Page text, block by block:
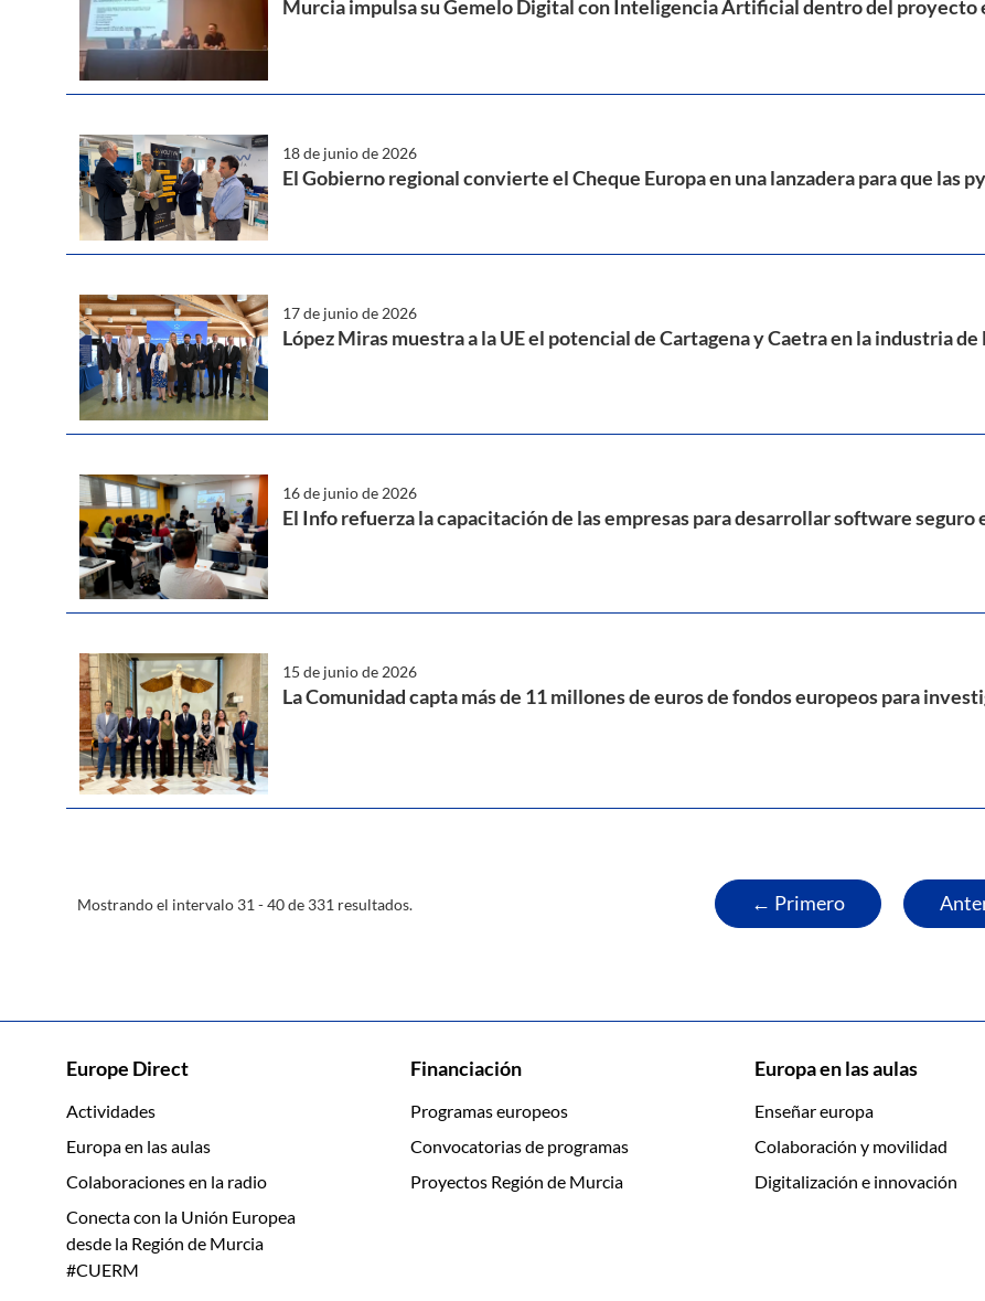
Murcia impulsa su Gemelo Digital con Inteligencia Artificial dentro del proyecto
18 de junio de 2026
El Gobierno regional convierte el Cheque Europa en una lanzadera para que las
17 de junio de 2026
López Miras muestra a la UE el potencial de Cartagena y Caetra en la industria de
16 de junio de 2026
El Info refuerza la capacitación de las empresas para desarrollar software
15 de junio de 2026
La Comunidad capta más de 11 millones de euros de fondos europeos para
Mostrando el intervalo 31 - 40 de 331 resultados. ← Primero
Europe Direct
Actividades
Europa en las aulas
Colaboraciones en la radio
Conecta con la Unión Europea
desde la Región de Murcia
#CUERM
Financiación
Programas europeos
Convocatorias de programas
Proyectos Región de Murcia
Europa en las aulas
Enseñar europa
Colaboración y movilidad
Digitalización e innovación